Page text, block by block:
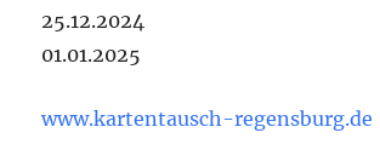
25.12.2024
01.01.2025
www.kartentausch-regensburg.de